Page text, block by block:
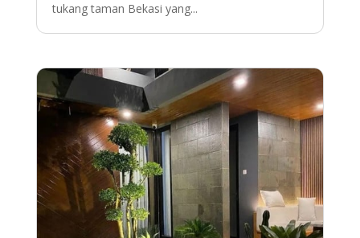
tukang taman Bekasi yang...